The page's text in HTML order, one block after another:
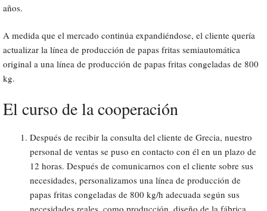
años.
A medida que el mercado continúa expandiéndose, el cliente quería
actualizar la línea de producción de papas fritas semiautomática
original a una línea de producción de papas fritas congeladas de 800
kg.
El curso de la cooperación
Después de recibir la consulta del cliente de Grecia, nuestro
personal de ventas se puso en contacto con él en un plazo de
12 horas. Después de comunicarnos con el cliente sobre sus
necesidades, personalizamos una línea de producción de
papas fritas congeladas de 800 kg/h adecuada según sus
necesidades reales, como producción, diseño de la fábrica,